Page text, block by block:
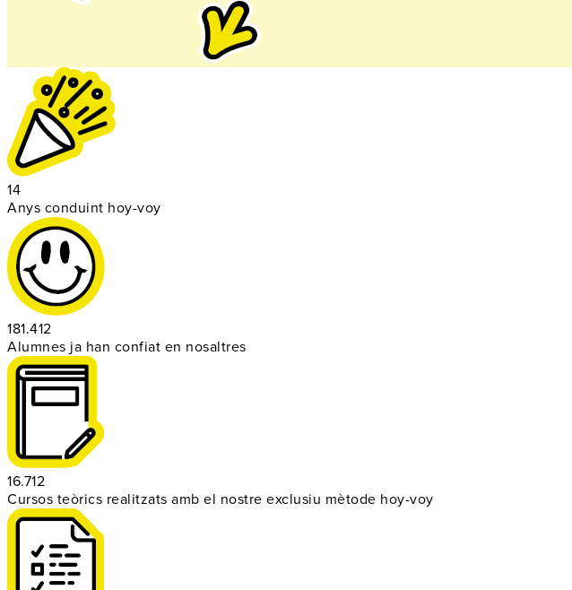
14
Anys conduint hoy-voy
181.412
Alumnes ja han confiat en nosaltres
16.712
Cursos teòrics realitzats amb el nostre exclusiu mètode hoy-voy